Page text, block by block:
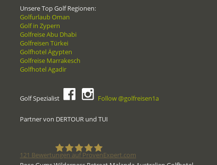
Unsere Top Golf Regionen:
Golfurlaub Oman
Golf in Zypern
Golfreise Abu Dhabi
Golfreisen Türkei
Golfhotel Ägypten
Golfreise Marrakesch
Golfhotel Agadir
Golf Spezialist Follow @golfreisen1a
Partner von DERTOUR und TUI
121 Bewertungen auf ProvenExpert.com